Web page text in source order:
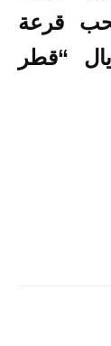
قرعة
“قطر